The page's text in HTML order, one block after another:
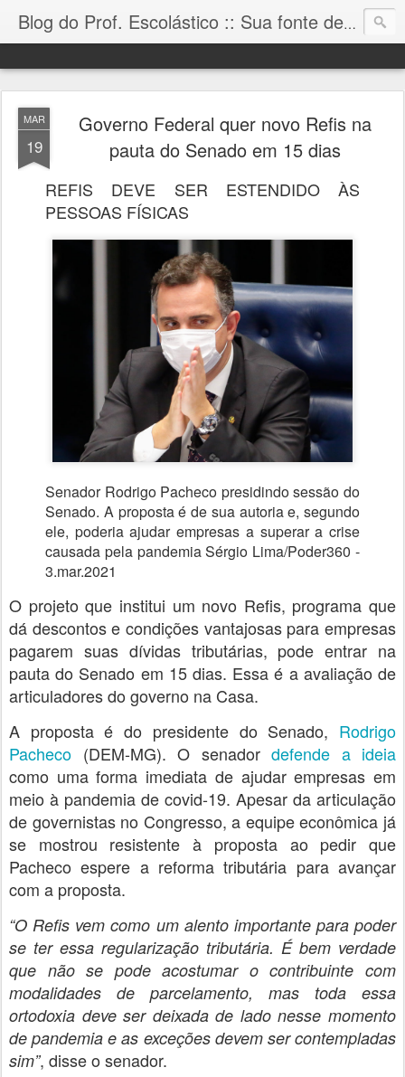
Blog do Prof. Escolástico :: Sua fonte de informação!
MAR
19
Governo Federal quer novo Refis na
pauta do Senado em 15 dias
REFIS DEVE SER ESTENDIDO ÀS
PESSOAS FÍSICAS
Senador Rodrigo Pacheco presidindo sessão do
Senado. A proposta é de sua autoria e, segundo
ele, poderia ajudar empresas a superar a crise
causada pela pandemiaSérgio Lima/Poder360 -
3.mar.2021
O projeto que institui um novo Refis, programa que
dá descontos e condições vantajosas para empresas
pagarem suas dívidas tributárias, pode entrar na
pauta do Senado em 15 dias. Essa é a avaliação de
articuladores do governo na Casa.
A proposta é do presidente do Senado, Rodrigo
Pacheco (DEM-MG). O senador defende a ideia
como uma forma imediata de ajudar empresas em
meio à pandemia de covid-19. Apesar da articulação
de governistas no Congresso, a equipe econômica já
se mostrou resistente à proposta ao pedir que
Pacheco espere a reforma tributária para avançar
com a proposta.
“O Refis vem como um alento importante para poder
se ter essa regularização tributária. É bem verdade
que não se pode acostumar o contribuinte com
modalidades de parcelamento, mas toda essa
ortodoxia deve ser deixada de lado nesse momento
de pandemia e as exceções devem ser contempladas
sim”, disse o senador.